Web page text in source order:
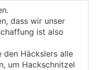
dass wir unser
ist also
den Häckslers alle
um Hackschnitzel